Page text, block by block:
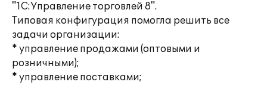
"1С:Управление торговлей 8".
Типовая конфигурация помогла решить все
задачи организации:
* управление продажами (оптовыми и
розничными);
* управление поставками;